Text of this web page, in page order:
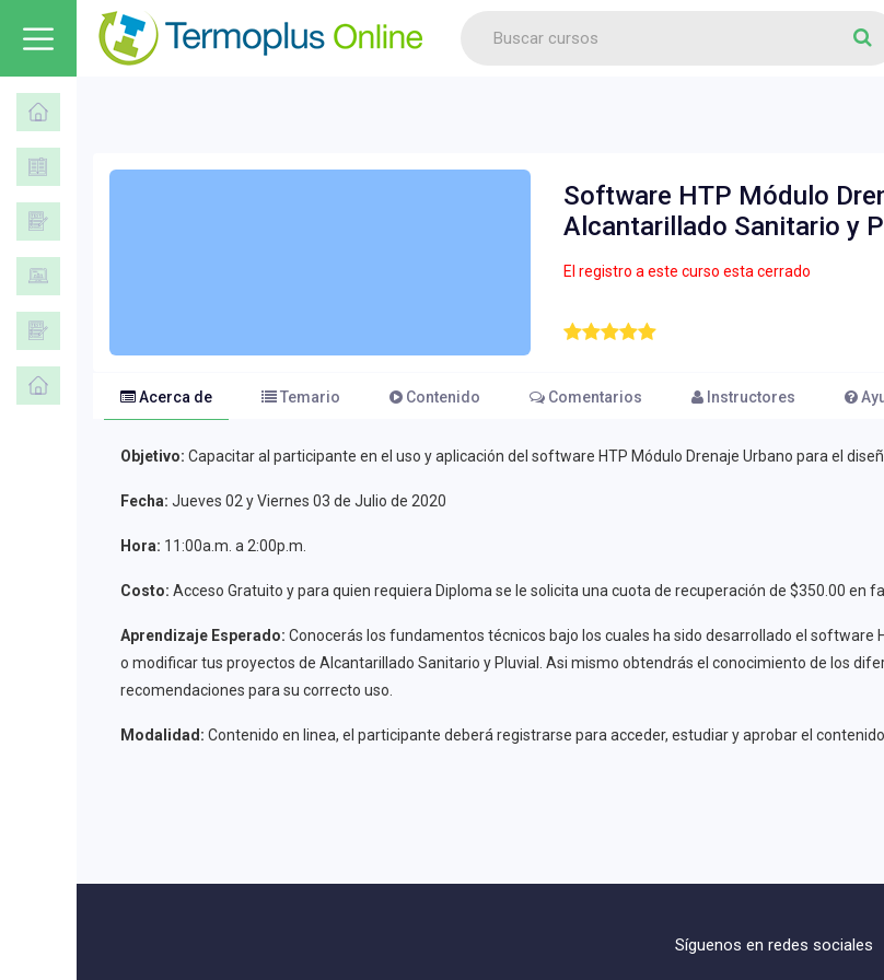
Software HTP Módulo
Alcantarillado Sanitario y
El registro a este curso esta cerrado
Acerca de Temario Contenido Comentarios Instructores
Objetivo: Capacitar al participante en el uso y aplicación del software HTP Módulo Drenaje Urbano para el
Fecha: Jueves 02 y Viernes 03 de Julio de 2020
Hora: 11:00a.m. a 2:00p.m.
Costo: Acceso Gratuito y para quien requiera Diploma se le solicita una cuota de recuperación de $350.00 en
Aprendizaje Esperado: Conocerás los fundamentos técnicos bajo los cuales ha sido desarrollado el software
o modificar tus proyectos de Alcantarillado Sanitario y Pluvial. Asi mismo obtendrás el conocimiento de los
recomendaciones para su correcto uso.
Modalidad: Contenido en linea, el participante deberá registrarse para acceder, estudiar y aprobar el
Síguenos en redes sociales